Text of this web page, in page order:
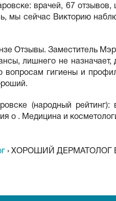
врачей, 67
мы сейчас Викторию
Отзывы. Заместитель
лишнего не назначает,
вопросам гигиены и
(народный
о . Медицина и
› ХОРОШИЙ ДЕРМАТОЛОГ